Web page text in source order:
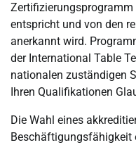
entspricht und von den
anerkannt wird.
der International Table
nationalen zuständigen
Ihren Qualifikationen
Die Wahl eines
Beschäftigungsfähigkeit